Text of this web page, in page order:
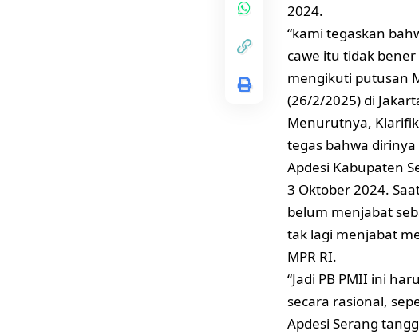
2024.
“kami tegaskan
cawe itu tidak
mengikuti putusan
(26/2/2025) di
Menurutnya,
tegas bahwa
Apdesi Kabupaten
3 Oktober 2024.
belum menjabat
tak lagi menjabat
MPR RI.
“Jadi PB PMII ini
secara rasional,
Apdesi Serang